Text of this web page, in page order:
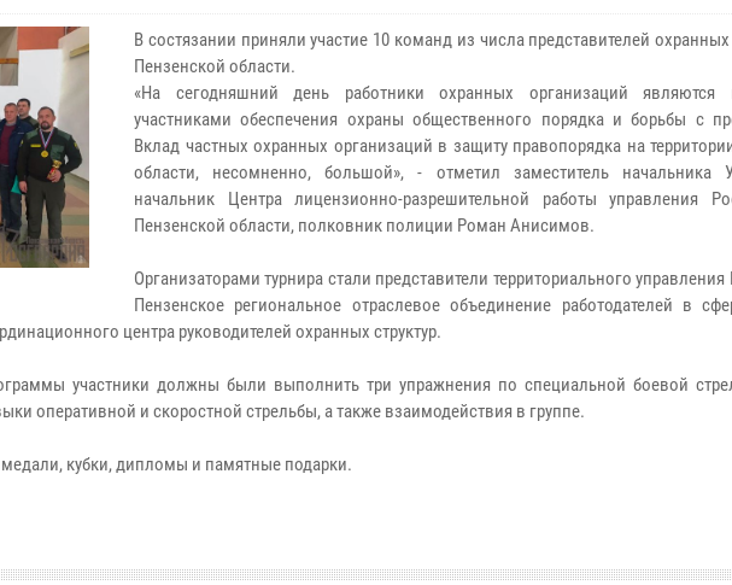
В состязании приняли участие 10 команд из числа представителей
Пензенской области.
«На сегодняшний день работники охранных организаций являются
участниками обеспечения охраны общественного порядка и борьбы с
Вклад частных охранных организаций в защиту правопорядка на
области, несомненно, большой», - отметил заместитель начальника
начальник Центра лицензионно-разрешительной работы управления
Пензенской области, полковник полиции Роман Анисимов.
Организаторами турнира стали представители территориального
Пензенское региональное отраслевое объединение работодателей в
центра руководителей охранных структур.
участники должны были выполнить три упражнения по специальной боевой
оперативной и скоростной стрельбы, а также взаимодействия в группе.
кубки, дипломы и памятные подарки.